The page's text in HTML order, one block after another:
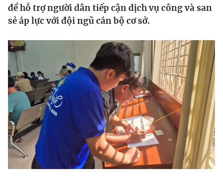
Thế giới đó đây
Câu chuyện quốc tế
Kinh tế
Thị trường
Góc doanh nghiệp
Dữ liệu và đời sống
Truyền hình
Phim VTV
Hậu trường
Nhân vật
Khán giả
Giải sao mai
Giải trí
Điện ảnh
Âm nhạc
Sao
Đời sống
Du lịch
Làm đẹp
Giáo dục
để hỗ trợ người dân tiếp cận dịch vụ công và san
sẻ áp lực với đội ngũ cán bộ cơ sở.